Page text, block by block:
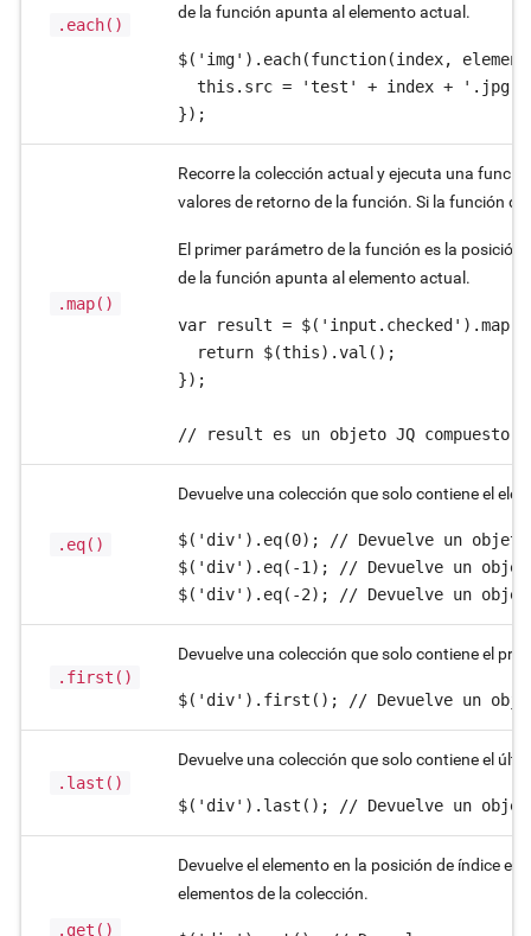
.each()
de la función apunta al elemento actual.
$('img').each(function(index,
  this.src = 'test' + index + '.jpg';
});
.map()
Recorre la colección actual y ejecuta una
valores de retorno de la función. Si la función
El primer parámetro de la función es la posición
de la función apunta al elemento actual.
var result =
  return $(this).val();
});
// result es un objeto JQ compuesto
.eq()
Devuelve una colección que solo contiene el
$('div').eq(0); // Devuelve un objeto
$('div').eq(-1); // Devuelve un
$('div').eq(-2); // Devuelve un objeto
.first()
Devuelve una colección que solo contiene el
$('div').first(); // Devuelve un
.last()
Devuelve una colección que solo contiene el
$('div').last(); // Devuelve un
.get()
Devuelve el elemento en la posición de índice
elementos de la colección.